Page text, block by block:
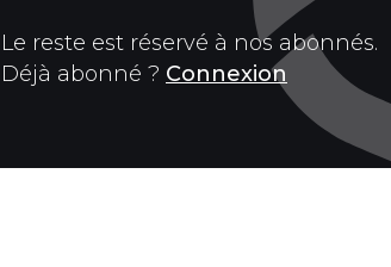
Le reste est réservé à nos abonnés.
Déjà abonné ? Connexion